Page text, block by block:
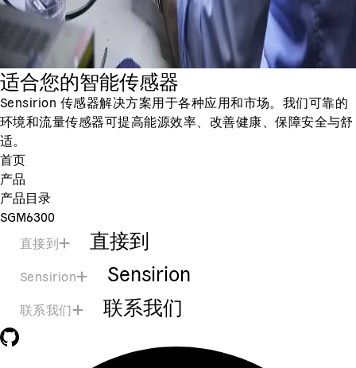
适合您的智能传感器
Sensirion 传感器解决方案用于各种应用和市场。我们可靠的
环境和流量传感器可提高能源效率、改善健康、保障安全与舒
适。
首页
产品
产品目录
SGM6300
直接到
直接到
Sensirion Sensirion
联系我们 联系我们